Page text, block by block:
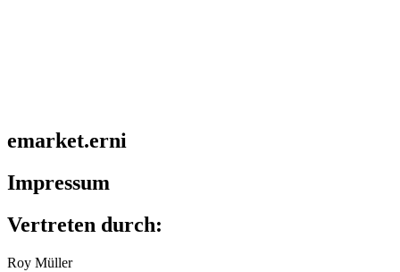
emarket.erni
Impressum
Vertreten durch:
Roy Müller